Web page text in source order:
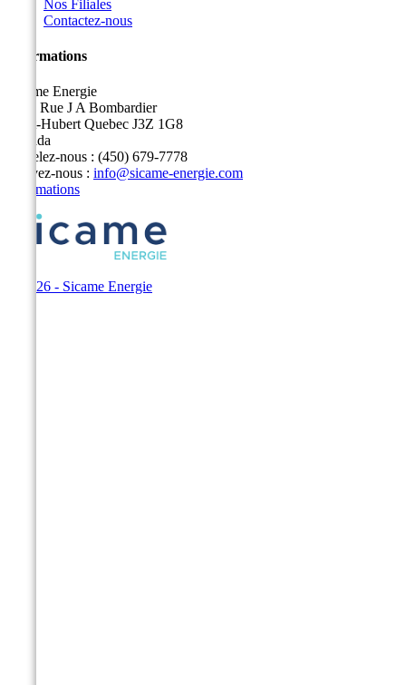
Nos Filiales
Contactez-nous
Informations
Sicame Energie
5400 Rue J A Bombardier
Saint-Hubert Quebec J3Z 1G8
Canada
Appelez-nous : (450) 679-7778
Écrivez-nous : info@sicame-energie.com
Informations
© 2026 - Sicame Energie